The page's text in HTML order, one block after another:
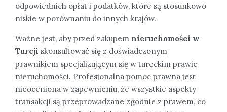
odpowiednich opłat i podatków, które są stosunkowo
niskie w porównaniu do innych krajów.
Ważne jest, aby przed zakupem nieruchomości w
Turcji skonsultować się z doświadczonym
prawnikiem specjalizującym się w tureckim prawie
nieruchomości. Profesjonalna pomoc prawna jest
nieoceniona w zapewnieniu, że wszystkie aspekty
transakcji są przeprowadzane zgodnie z prawem, co